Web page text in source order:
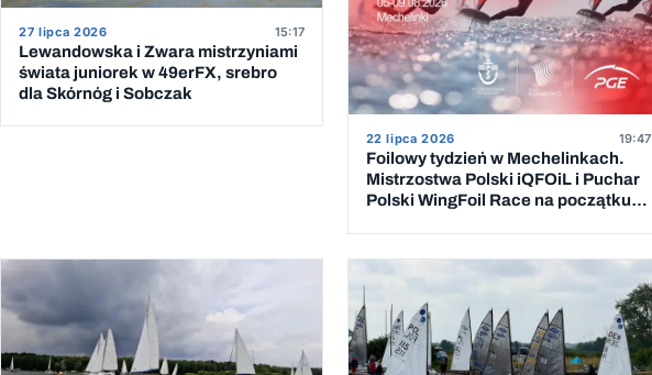
27 lipca 2026 15:17
Lewandowska i Zwara mistrzyniami
świata juniorek w 49erFX, srebro
dla Skórnóg i Sobczak
22 lipca 2026 19:47
Foilowy tydzień w Mechelinkach.
Mistrzostwa Polski iQFOiL i Puchar
Polski WingFoil Race na początku